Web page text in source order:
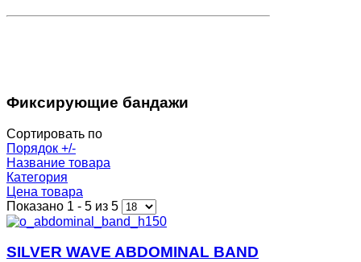
Фиксирующие бандажи
Сортировать по
Порядок +/-
Название товара
Категория
Цена товара
Показано 1 - 5 из 5
SILVER WAVE ABDOMINAL BAND